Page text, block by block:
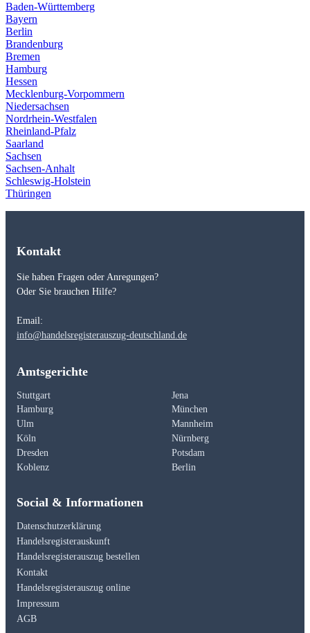
Baden-Württemberg
Bayern
Berlin
Brandenburg
Bremen
Hamburg
Hessen
Mecklenburg-Vorpommern
Niedersachsen
Nordrhein-Westfalen
Rheinland-Pfalz
Saarland
Sachsen
Sachsen-Anhalt
Schleswig-Holstein
Thüringen
Kontakt
Sie haben Fragen oder Anregungen?
Oder Sie brauchen Hilfe?
Email:
info@handelsregisterauszug-deutschland.de
Amtsgerichte
Stuttgart
Jena
Hamburg
München
Ulm
Mannheim
Köln
Nürnberg
Dresden
Potsdam
Koblenz
Berlin
Social & Informationen
Datenschutzerklärung
Handelsregisterauskunft
Handelsregisterauszug bestellen
Kontakt
Handelsregisterauszug online
Impressum
AGB